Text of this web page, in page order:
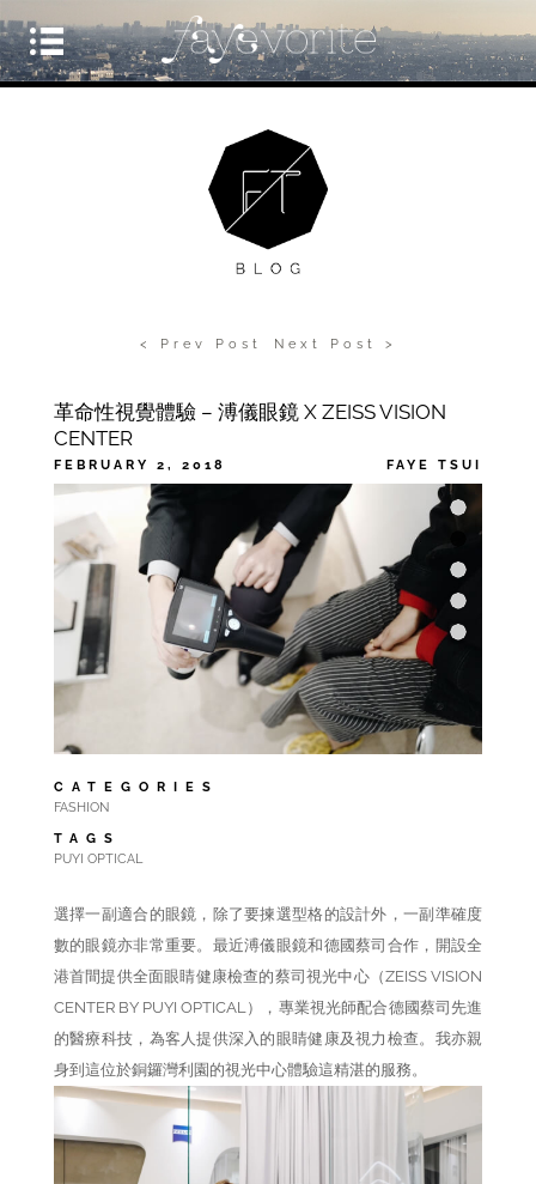
< Prev Post Next Post >
革命性視覺體驗 – 溥儀眼鏡 X ZEISS VISION
CENTER
FEBRUARY 2, 2018 FAYE TSUI
CATEGORIES
FASHION
TAGS
PUYI OPTICAL
選擇一副適合的眼鏡，除了要揀選型格的設計外，一副準確度
數的眼鏡亦非常重要。最近溥儀眼鏡和德國蔡司合作，開設全
港首間提供全面眼睛健康檢查的蔡司視光中心（ZEISS VISION
CENTER BY PUYI OPTICAL），專業視光師配合德國蔡司先進
的醫療科技，為客人提供深入的眼睛健康及視力檢查。我亦親
身到這位於銅鑼灣利園的視光中心體驗這精湛的服務。